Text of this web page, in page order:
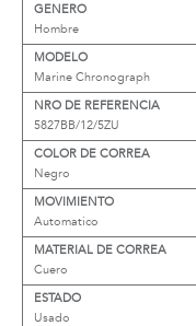
GENERO
Hombre
MODELO
Marine Chronograph
NRO DE REFERENCIA
5827BB/12/5ZU
COLOR DE CORREA
Negro
MOVIMIENTO
Automatico
MATERIAL DE CORREA
Cuero
ESTADO
Usado